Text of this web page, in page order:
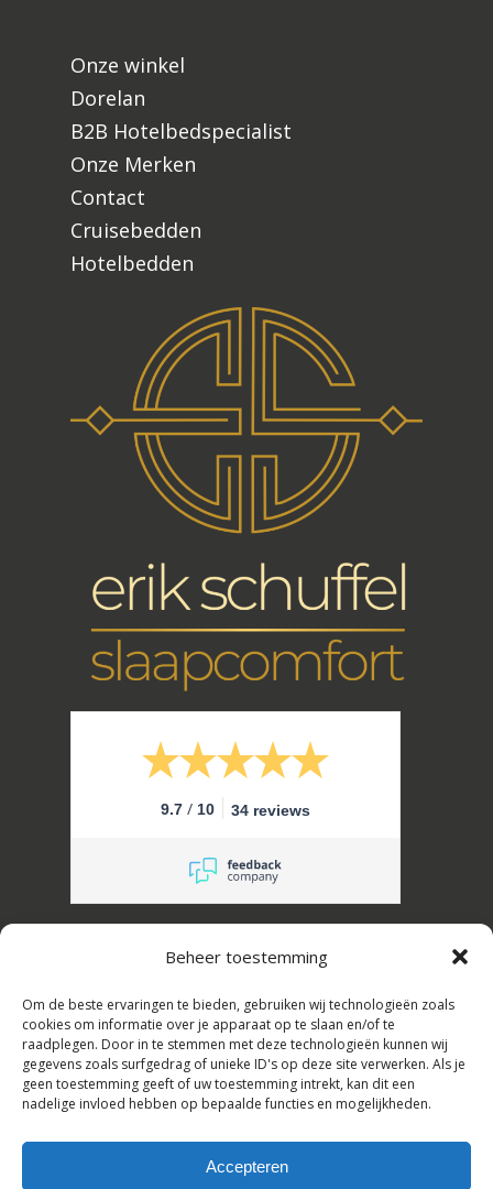
Beheer toestemming
Om de beste ervaringen te bieden, gebruiken wij technologieën zoals
cookies om informatie over je apparaat op te slaan en/of te
raadplegen. Door in te stemmen met deze technologieën kunnen wij
gegevens zoals surfgedrag of unieke ID's op deze site verwerken. Als je
geen toestemming geeft of uw toestemming intrekt, kan dit een
nadelige invloed hebben op bepaalde functies en mogelijkheden.
Accepteren
Onze winkel
Dorelan
B2B Hotelbedspecialist
Onze Merken
Contact
Cruisebedden
Hotelbedden
9.7 / 10 34 reviews
Erik Schuffel Slaapcomfort B.V.
Tel: +31(0)252-728108,
E-mail: info@erikschuffel.nl
KVK:82803730, BTW: NL862609720B01